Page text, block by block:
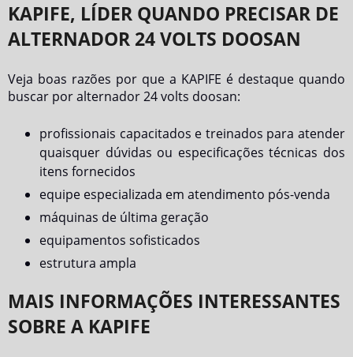
KAPIFE, LÍDER QUANDO PRECISAR DE
ALTERNADOR 24 VOLTS DOOSAN
Veja boas razões por que a KAPIFE é destaque quando
buscar poralternador 24 volts doosan:
profissionais capacitados e treinados para atender
quaisquer dúvidas ou especificações técnicas dos
itens fornecidos
equipe especializada em atendimento pós-venda
máquinas de última geração
equipamentos sofisticados
estrutura ampla
MAIS INFORMAÇÕES INTERESSANTES
SOBRE A KAPIFE